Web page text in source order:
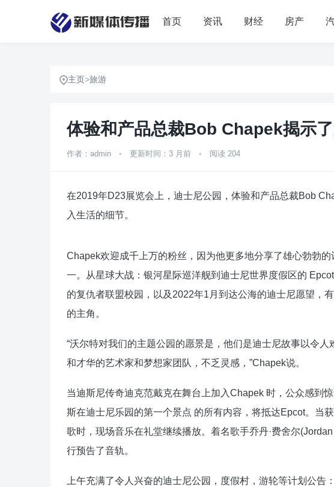
首页 资讯 财经 房产
主页>旅游
体验和产品总裁Bob Chapek揭示
作者：admin • 更新时间：3 月前 • 阅读 204
在2019年D23展览会上，迪士尼公园，体验和产品总裁Bob
入生活的细节。
Chapek欢迎成千上万的粉丝，因为他更多地分享了雄心勃勃
一。从星球大战：银河星际巡洋舰到迪士尼世界度假区的
的复仇者联盟校园，以及2022年1月到达公海的迪士尼愿望，
的主角。
“沃尔特对我们的主题公园的愿景是，他们是迪士尼故事以令
和才华的艺术家和梦想家团队，不乏灵感，”Chapek说。
当迪斯尼传奇迪克范戴克在舞台上加入Chapek 时，公众感到
斯在迪士尼乐园的第一个景点 的所有内容，将抵达Epcot。当
歌时，现场音乐在礼堂继续播放。着名歌手乔丹·费舍尔
行预告了音轨。
上午充满了令人兴奋的迪士尼公园，度假村，游轮等计划公告：